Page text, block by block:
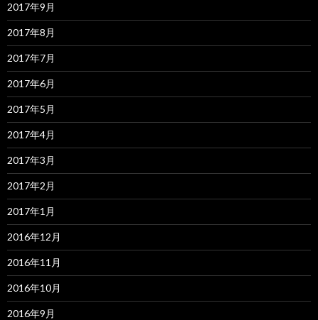
2017年9月
2017年8月
2017年7月
2017年6月
2017年5月
2017年4月
2017年3月
2017年2月
2017年1月
2016年12月
2016年11月
2016年10月
2016年9月